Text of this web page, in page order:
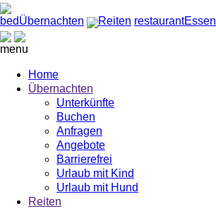
bedÜbernachten Reiten restaurantEssen
menu
Home
Übernachten
Unterkünfte
Buchen
Anfragen
Angebote
Barrierefrei
Urlaub mit Kind
Urlaub mit Hund
Reiten